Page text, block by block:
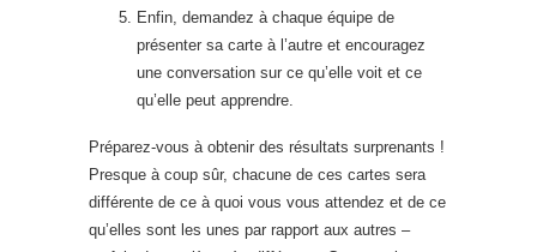
Enfin, demandez à chaque équipe de
présenter sa carte à l’autre et encouragez
une conversation sur ce qu’elle voit et ce
qu’elle peut apprendre.
Préparez-vous à obtenir des résultats surprenants !
Presque à coup sûr, chacune de ces cartes sera
différente de ce à quoi vous vous attendez et de ce
qu’elles sont les unes par rapport aux autres –